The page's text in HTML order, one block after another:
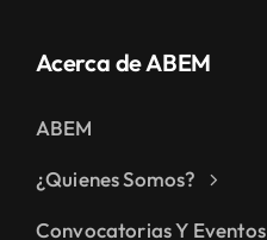
Acerca de ABEM
ABEM
¿Quienes Somos?
Convocatorias Y Eventos